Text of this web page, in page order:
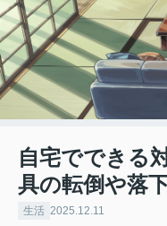
自宅でできる
具の転倒や落
生活 2025.12.11